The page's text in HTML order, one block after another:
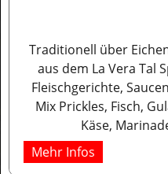
Traditionell über
aus dem La Vera Tal
Fleischgerichte,
Mix Prickles, Fisch,
Käse,
Mehr Infos